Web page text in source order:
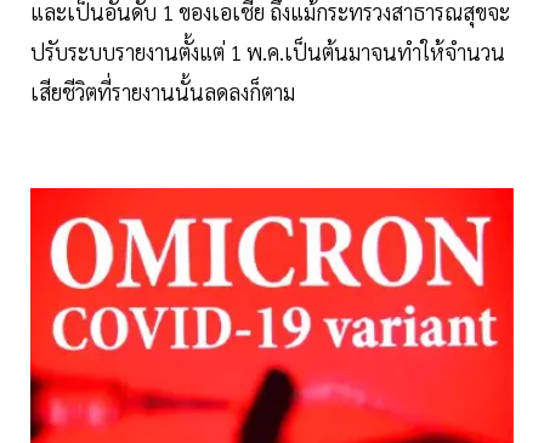
และเป็นอันดับ 1 ของเอเชีย ถึงแม้กระทรวงสาธารณสุขจะ
ปรับระบบรายงานตั้งแต่ 1 พ.ค.เป็นต้นมาจนทำให้จำนวน
เสียชีวิตที่รายงานนั้นลดลงก็ตาม